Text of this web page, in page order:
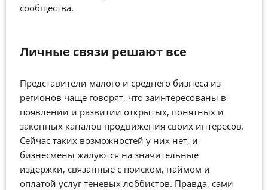
сообщества.
Личные связи решают все
Представители малого и среднего бизнеса из
регионов чаще говорят, что заинтересованы в
появлении и развитии открытых, понятных и
законных каналов продвижения своих интересов.
Сейчас таких возможностей у них нет, и
бизнесмены жалуются на значительные
издержки, связанные с поиском, наймом и
оплатой услуг теневых лоббистов. Правда, сами